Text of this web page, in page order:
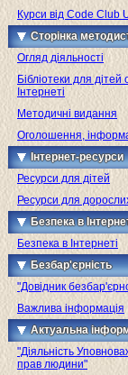
Курси від Code Club
Сторінка
Огляд діяльності
Бібліотеки для дітей
Інтернеті
Методичні видання
Оголошення,
Інтернет-ресурси
Ресурси для дітей
Ресурси для
Безпека в
Безпека в Інтернеті
Безбар'єрність
"Довідник
Важлива інформація
Актуальна
"Діяльність
прав людини"